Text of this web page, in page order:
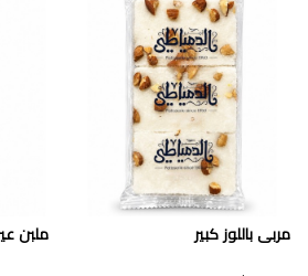
مربى باللوز كبير ملبن